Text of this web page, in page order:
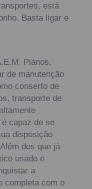
está
Basta ligar e
Pianos,
de manutenção
conserto de
transporte de
capaz de se
disposição
dos que já
usado e
a
completa com o